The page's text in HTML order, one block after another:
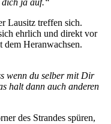
Lausitz treffen sich.
ehrlich und direkt vor
Heranwachsen.
wenn du selber mit Dir
halt dann auch anderen
des Strandes spüren,